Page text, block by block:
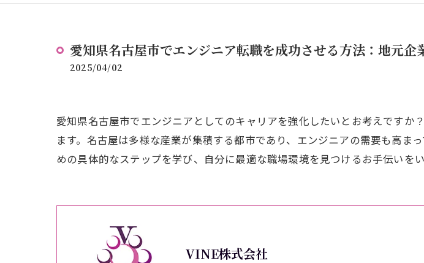
愛知県名古屋市でエンジニア転職を成功させる方法：地元企
2025/04/02
愛知県名古屋市でエンジニアとしてのキャリアを強化したいとお考えです
ます。名古屋は多様な産業が集積する都市であり、エンジニアの需要も高ま
めの具体的なステップを学び、自分に最適な職場環境を見つけるお手伝いをい
VINE株式会社